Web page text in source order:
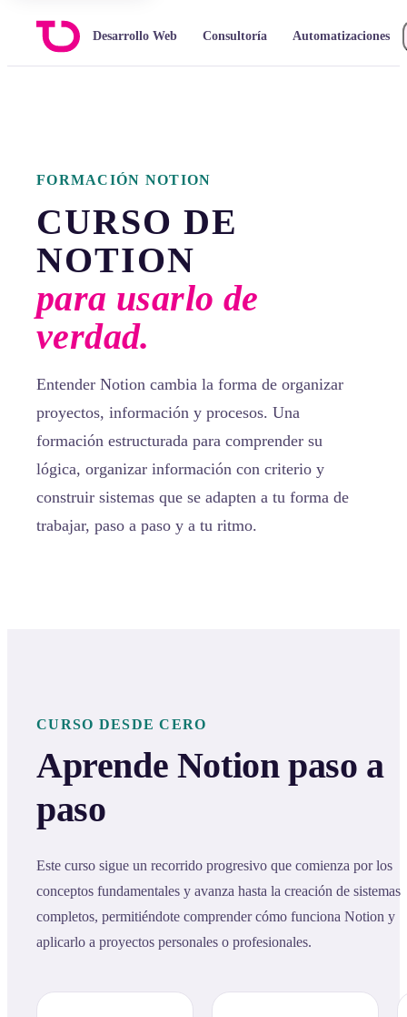
Desarrollo Web Consultoría Automatizaciones
FORMACIÓN NOTION
CURSO DE
NOTION
para usarlo de
verdad.
Entender Notion cambia la forma de organizar
proyectos, información y procesos. Una
formación estructurada para comprender su
lógica, organizar información con criterio y
construir sistemas que se adapten a tu forma de
trabajar, paso a paso y a tu ritmo.
CURSO DESDE CERO
Aprende Notion paso a
paso
Este curso sigue un recorrido progresivo que comienza por los
conceptos fundamentales y avanza hasta la creación de sistemas
completos, permitiéndote comprender cómo funciona Notion y
aplicarlo a proyectos personales o profesionales.